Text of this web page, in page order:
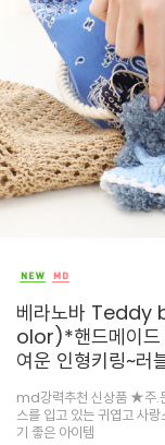
베라노바
olor)*핸드메이드
여운 인형키링~러
md강력추천 신상품 ★주.
스를 입고 있는 귀엽고 사
기 좋은 아이템